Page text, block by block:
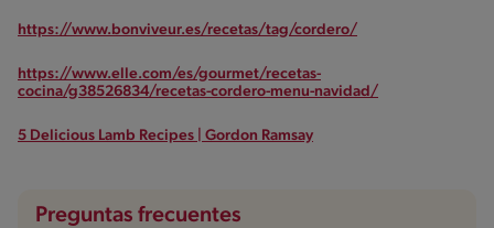
https://www.bonviveur.es/recetas/tag/cordero/
https://www.elle.com/es/gourmet/recetas-
cocina/g38526834/recetas-cordero-menu-navidad/
5 Delicious Lamb Recipes | Gordon Ramsay
Preguntas frecuentes